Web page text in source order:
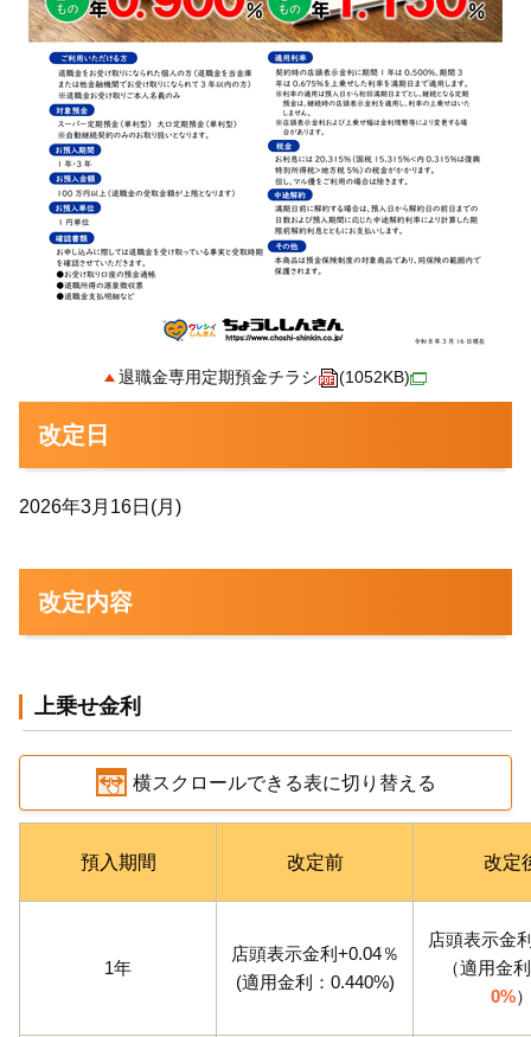
退職金専用定期預金チラシ (1052KB)
改定日
2026年3月16日(月)
改定内容
上乗せ金利
横スクロールできる表に切り替える
預入期間 改定前 改定
1年
店頭表示金利+0.04％
(適用金利：0.440%)
店頭表示金
（適用金
0%